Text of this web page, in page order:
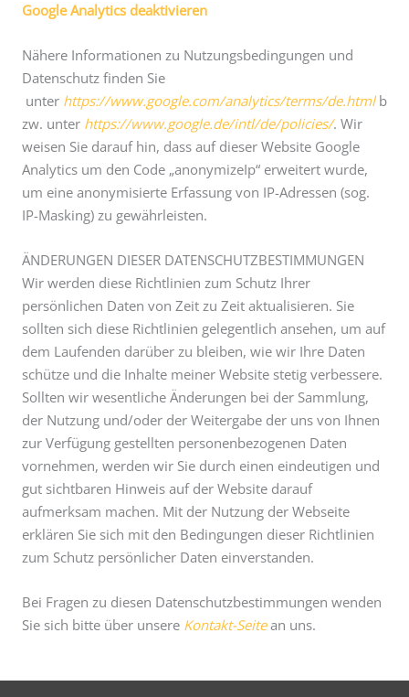
Google Analytics deaktivieren
Nähere Informationen zu Nutzungsbedingungen und
Datenschutz finden Sie
unter https://www.google.com/analytics/terms/de.htmlb
zw. unter https://www.google.de/intl/de/policies/. Wir
weisen Sie darauf hin, dass auf dieser Website Google
Analytics um den Code „anonymizeIp“ erweitert wurde,
um eine anonymisierte Erfassung von IP-Adressen (sog.
IP-Masking) zu gewährleisten.
ÄNDERUNGEN DIESER DATENSCHUTZBESTIMMUNGEN
Wir werden diese Richtlinien zum Schutz Ihrer
persönlichen Daten von Zeit zu Zeit aktualisieren. Sie
sollten sich diese Richtlinien gelegentlich ansehen, um auf
dem Laufenden darüber zu bleiben, wie wir Ihre Daten
schütze und die Inhalte meiner Website stetig verbessere.
Sollten wir wesentliche Änderungen bei der Sammlung,
der Nutzung und/oder der Weitergabe der uns von Ihnen
zur Verfügung gestellten personenbezogenen Daten
vornehmen, werden wir Sie durch einen eindeutigen und
gut sichtbaren Hinweis auf der Website darauf
aufmerksam machen. Mit der Nutzung der Webseite
erklären Sie sich mit den Bedingungen dieser Richtlinien
zum Schutz persönlicher Daten einverstanden.
Bei Fragen zu diesen Datenschutzbestimmungen wenden
Sie sich bitte über unsere Kontakt-Seite an uns.